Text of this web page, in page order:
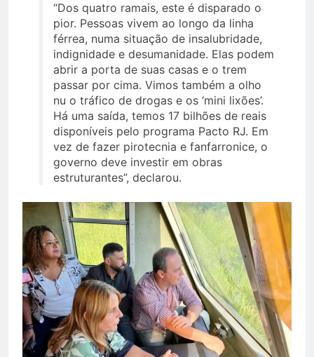
“Dos quatro ramais, este é disparado o
pior. Pessoas vivem ao longo da linha
férrea, numa situação de insalubridade,
indignidade e desumanidade. Elas podem
abrir a porta de suas casas e o trem
passar por cima. Vimos também a olho
nu o tráfico de drogas e os ‘mini lixões’.
Há uma saída, temos 17 bilhões de reais
disponíveis pelo programa Pacto RJ. Em
vez de fazer pirotecnia e fanfarronice, o
governo deve investir em obras
estruturantes”, declarou.